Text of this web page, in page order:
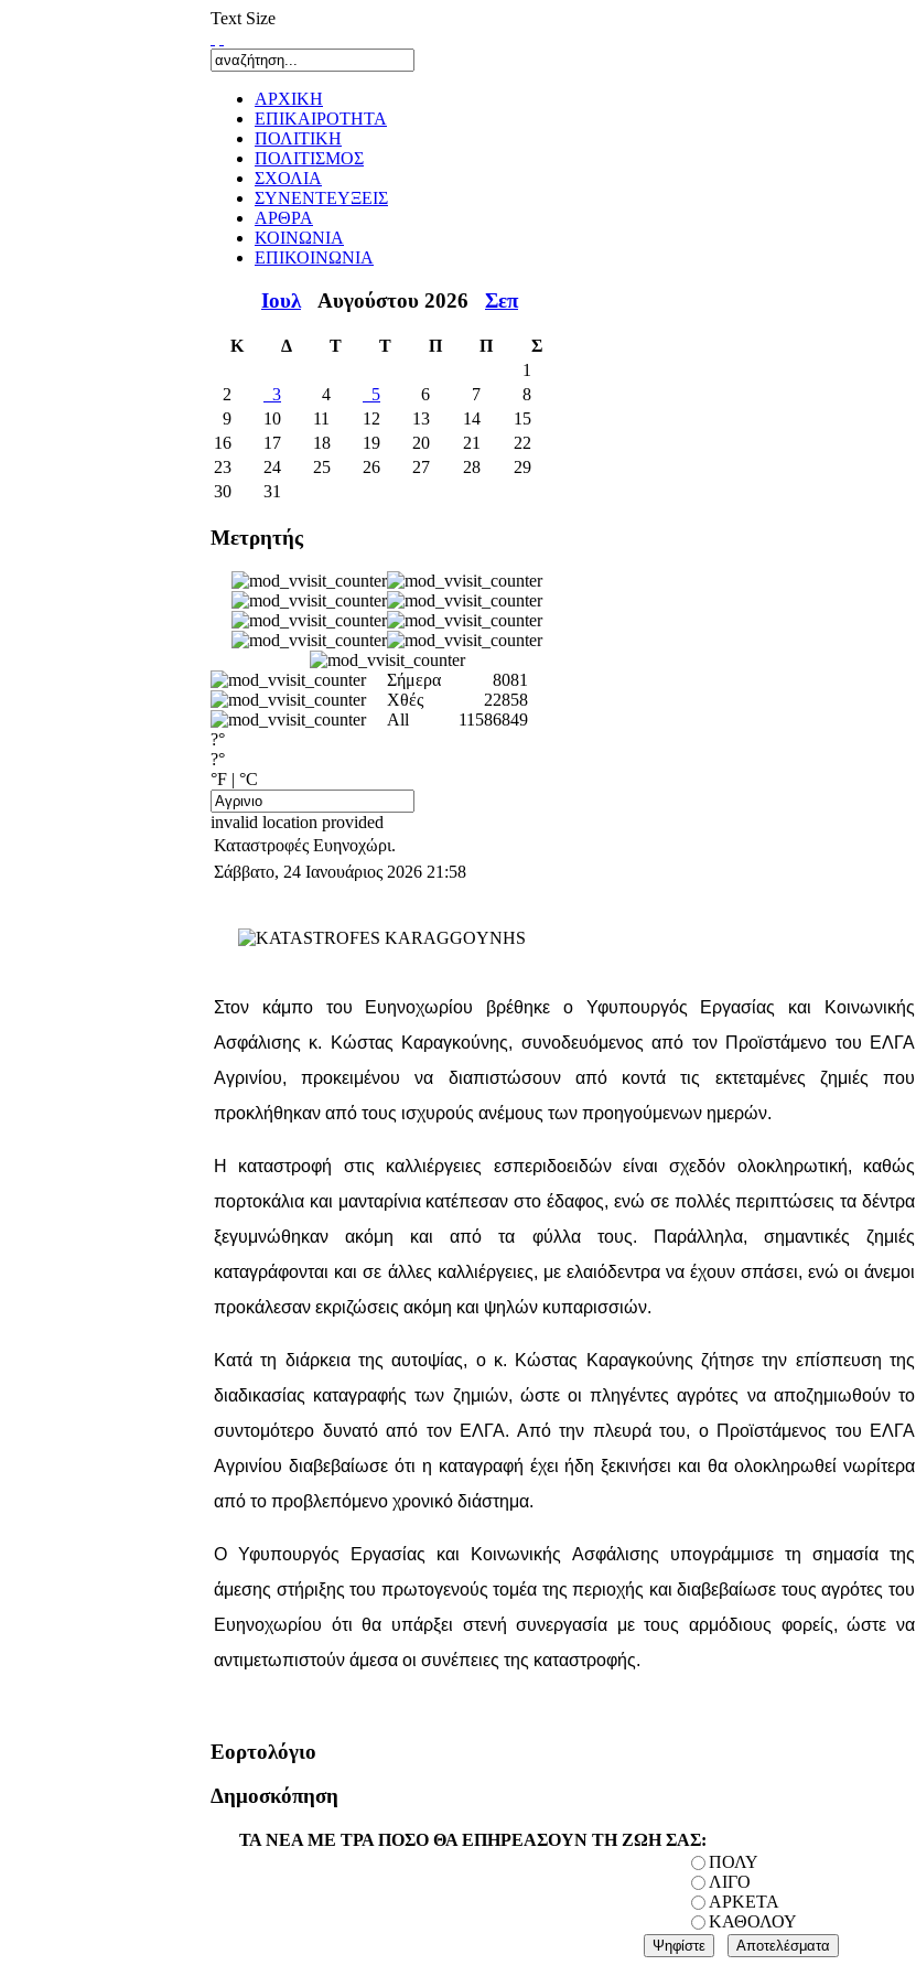
Text Size
ΑΡΧΙΚΗ
ΕΠΙΚΑΙΡΟΤΗΤΑ
ΠΟΛΙΤΙΚΗ
ΠΟΛΙΤΙΣΜΟΣ
ΣΧΟΛΙΑ
ΣΥΝΕΝΤΕΥΞΕΙΣ
ΑΡΘΡΑ
ΚΟΙΝΩΝΙΑ
ΕΠΙΚΟΙΝΩΝΙΑ
Ιουλ Αυγούστου 2026 Σεπ
Κ Δ Τ Τ Π Π
Σ
1
2
3 4 5 6 7
8
9
10 11 12 13 14
15
16
17 18 19 20 21
22
23
24 25 26 27 28
29
30
31
Μετρητής
Σήμερα
8081
Χθές
22858
All
11586849
?°
?°
°F | °C
invalid location provided
Καταστροφές Ευηνοχώρι.
Σάββατο, 24 Ιανουάριος 2026 21:58
Στον κάμπο του Ευηνοχωρίου βρέθηκε ο Υφυπουργός Εργασίας και Κοινωνικής
Ασφάλισης κ. Κώστας Καραγκούνης, συνοδευόμενος από τον Προϊστάμενο του ΕΛΓΑ
Αγρινίου, προκειμένου να διαπιστώσουν από κοντά τις εκτεταμένες ζημιές που
προκλήθηκαν από τους ισχυρούς ανέμους των προηγούμενων ημερών.
Η καταστροφή στις καλλιέργειες εσπεριδοειδών είναι σχεδόν ολοκληρωτική, καθώς
πορτοκάλια και μανταρίνια κατέπεσαν στο έδαφος, ενώ σε πολλές περιπτώσεις τα δέντρα
ξεγυμνώθηκαν ακόμη και από τα φύλλα τους. Παράλληλα, σημαντικές ζημιές
καταγράφονται και σε άλλες καλλιέργειες, με ελαιόδεντρα να έχουν σπάσει, ενώ οι άνεμοι
προκάλεσαν εκριζώσεις ακόμη και ψηλών κυπαρισσιών.
Κατά τη διάρκεια της αυτοψίας, ο κ. Κώστας Καραγκούνης ζήτησε την επίσπευση της
διαδικασίας καταγραφής των ζημιών, ώστε οι πληγέντες αγρότες να αποζημιωθούν το
συντομότερο δυνατό από τον ΕΛΓΑ. Από την πλευρά του, ο Προϊστάμενος του ΕΛΓΑ
Αγρινίου διαβεβαίωσε ότι η καταγραφή έχει ήδη ξεκινήσει και θα ολοκληρωθεί νωρίτερα
από το προβλεπόμενο χρονικό διάστημα.
Ο Υφυπουργός Εργασίας και Κοινωνικής Ασφάλισης υπογράμμισε τη σημασία της
άμεσης στήριξης του πρωτογενούς τομέα της περιοχής και διαβεβαίωσε τους αγρότες του
Ευηνοχωρίου ότι θα υπάρξει στενή συνεργασία με τους αρμόδιους φορείς, ώστε να
αντιμετωπιστούν άμεσα οι συνέπειες της καταστροφής.
Εορτολόγιο
Δημοσκόπηση
ΤΑ ΝΕΑ ΜΕ ΤΡΑ ΠΟΣΟ ΘΑ ΕΠΗΡΕΑΣΟΥΝ ΤΗ ΖΩΗ ΣΑΣ:
ΠΟΛΥ
ΛΙΓΟ
ΑΡΚΕΤΑ
ΚΑΘΟΛΟΥ